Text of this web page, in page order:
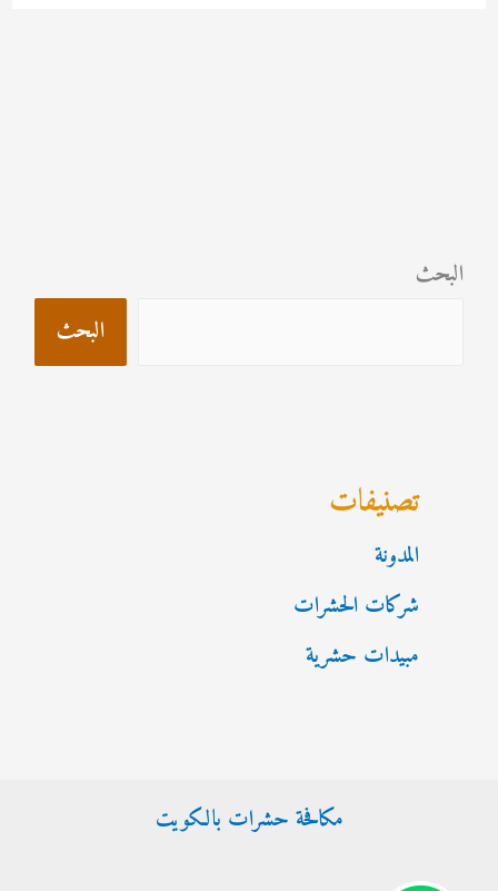
البحث
البحث
تصنيفات
المدونة
شركات الحشرات
مبيدات حشرية
مكافحة حشرات بالكويت